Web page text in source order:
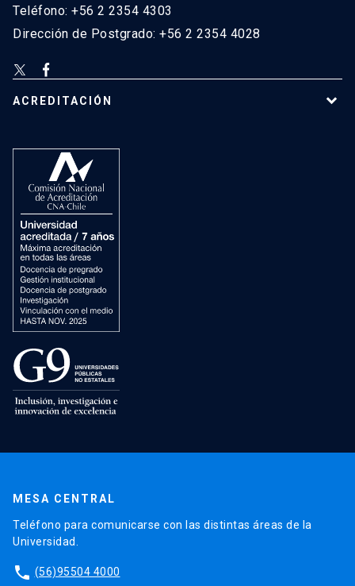
Teléfono: +56 2 2354 4303
Dirección de Postgrado: +56 2 2354 4028
ACREDITACIÓN
MESA CENTRAL
Teléfono para comunicarse con las distintas áreas de la
Universidad.
phone (56)95504 4000